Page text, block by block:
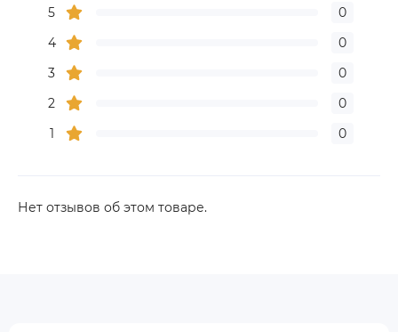
5
0
4
0
3
0
2
0
1
0
Нет отзывов об этом товаре.